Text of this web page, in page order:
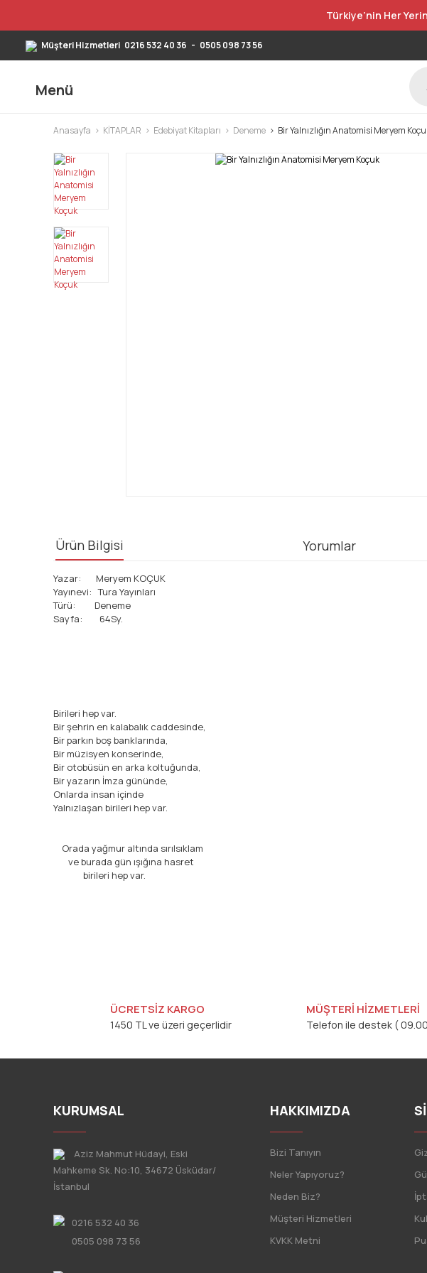
Türkiye’nin Her
Müşteri Hizmetleri 0216 532 40 36 - 0505 098 73 56
Menü
Anasayfa KİTAPLAR Edebiyat Kitapları Deneme Bir Yalnızlığın Anatomisi Meryem
Ürün Bilgisi Yorumlar
Yazar: Meryem KOÇUK
Yayınevi: Tura Yayınları
Türü: Deneme
Sayfa: 64Sy.
Birileri hep var.
Bir şehrin en kalabalık caddesinde,
Bir parkın boş banklarında,
Bir müzisyen konserinde,
Bir otobüsün en arka koltuğunda,
Bir yazarın İmza gününde,
Onlarda insan içinde
Yalnızlaşan birileri hep var.
Orada yağmur altında sırılsıklam
ve burada gün ışığına hasret
birileri hep var.
Ürün açıklamasında eksik bilgiler bulunuyor.
Ürün bilgilerinde hatalar bulunuyor.
ÜCRETSİZ KARGO
1450 TL ve üzeri geçerlidir
MÜŞTERİ HİZMETLERİ
Telefon ile destek (
KURUMSAL
Aziz Mahmut Hüdayi, Eski
Mahkeme Sk. No:10, 34672 Üsküdar/
İstanbul
0216 532 40 36
0505 098 73 56
HAKKIMIZDA
Bizi Tanıyın
Neler Yapıyoruz?
Neden Biz?
Müşteri Hizmetleri
KVKK Metni